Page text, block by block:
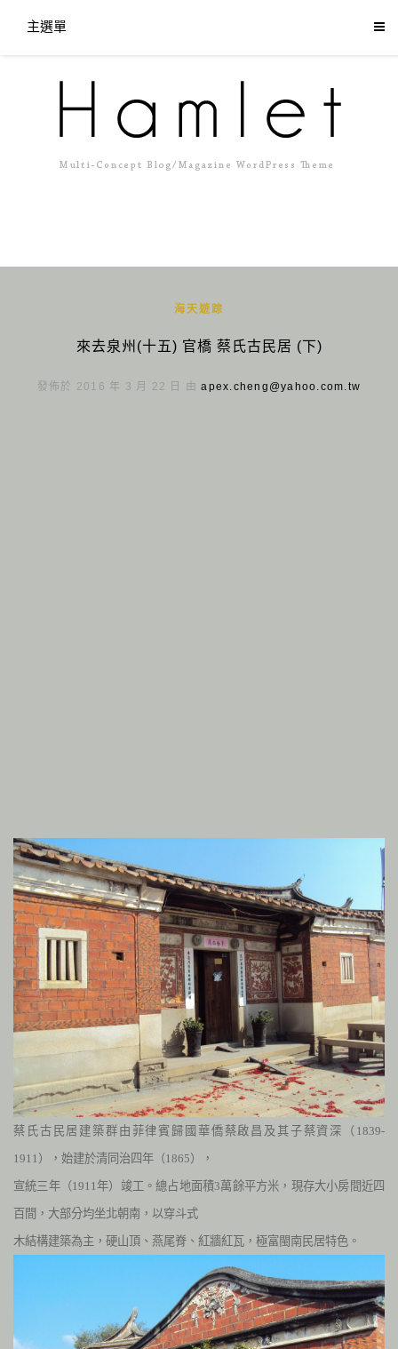
主選單
海天遊踪
來去泉州(十五) 官橋 蔡氏古民居 (下)
發佈於 2016 年 3 月 22 日 由apex.cheng@yahoo.com.tw
蔡氏古民居建築群由菲律賓歸國華僑蔡啟昌及其子蔡資深（ 1839-
1911 ），始建於清同治四年（1865），
宣統三年（1911 年）竣工。總占地面積3萬餘平方米，現存大小房間近四
百間，大部分均坐北朝南，以穿斗式
木結構建築為主，硬山頂、燕尾脊、紅牆紅瓦，極富閩南民居特色。